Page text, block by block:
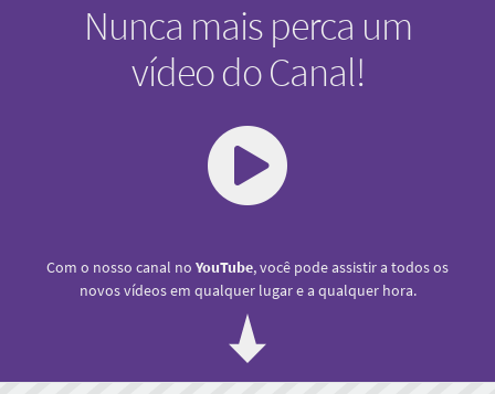
Nunca mais perca um
vídeo do Canal!
Com o nosso canal no YouTube, você pode assistir a todos os
novos vídeos em qualquer lugar e a qualquer hora.